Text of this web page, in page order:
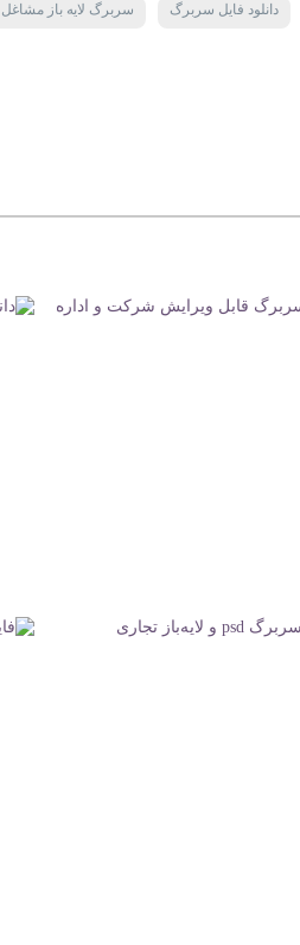
دانلود فایل سربرگ سربرگ لایه باز مشاغل